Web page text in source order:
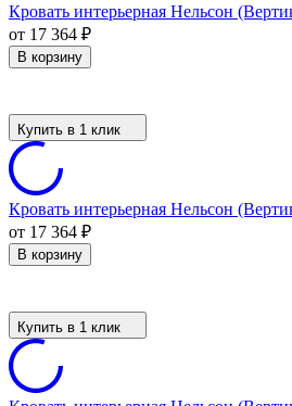
Кровать интерьерная Нельсон
от 17 364 ₽
В корзину
Купить в 1 клик
Кровать интерьерная Нельсон
от 17 364 ₽
В корзину
Купить в 1 клик